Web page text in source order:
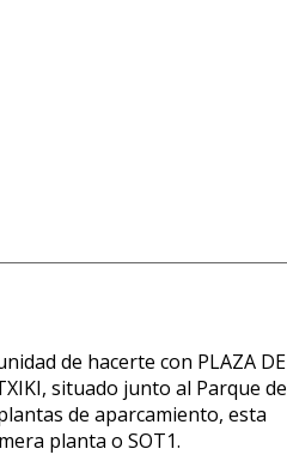
de hacerte con PLAZA DE
situado junto al Parque de
de aparcamiento, esta
planta o SOT1.